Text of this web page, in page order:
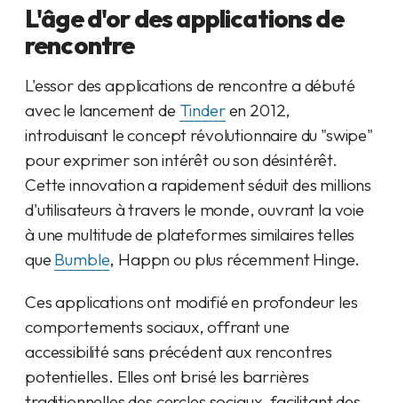
L'âge d'or des applications de
rencontre
L'essor des applications de rencontre a débuté
avec le lancement de Tinderen 2012,
introduisant le concept révolutionnaire du "swipe"
pour exprimer son intérêt ou son désintérêt.
Cette innovation a rapidement séduit des millions
d'utilisateurs à travers le monde, ouvrant la voie
à une multitude de plateformes similaires telles
que Bumble, Happn ou plus récemment Hinge.
Ces applications ont modifié en profondeur les
comportements sociaux, offrant une
accessibilité sans précédent aux rencontres
potentielles. Elles ont brisé les barrières